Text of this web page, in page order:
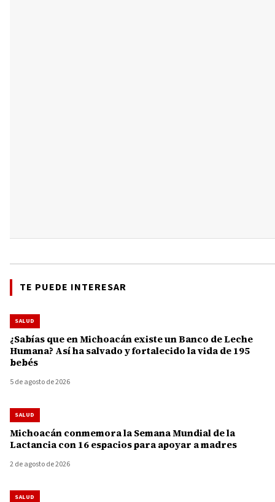
TE PUEDE INTERESAR
SALUD
¿Sabías que en Michoacán existe un Banco de Leche
Humana? Así ha salvado y fortalecido la vida de 195
bebés
5 de agosto de 2026
SALUD
Michoacán conmemora la Semana Mundial de la
Lactancia con 16 espacios para apoyar a madres
2 de agosto de 2026
SALUD